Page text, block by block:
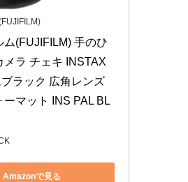
ム(FUJIFILM) 手のひ
メラ チェキ INSTAX
ラック 広角レンズ
ーマット INS PAL BL
Amazonで見る